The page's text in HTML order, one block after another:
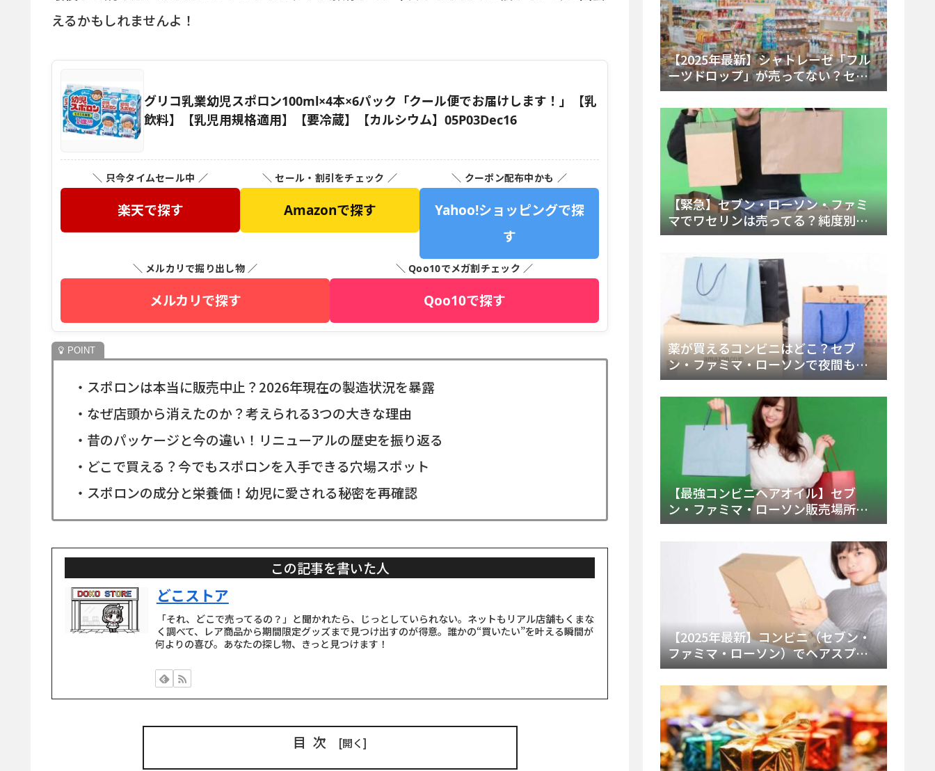
えるかもしれませんよ！
グリコ乳業幼児スポロン100ml×4本×6パック「クール便でお届けします！」【乳
飲料】【乳児用規格適用】【要冷蔵】【カルシウム】05P03Dec16
＼ 只今タイムセール中 ／
楽天で探す
＼ セール・割引をチェック ／
Amazonで探す
＼ クーポン配布中かも ／
Yahoo!ショッピングで探
す
＼ メルカリで掘り出し物 ／
メルカリで探す
＼ Qoo10でメガ割チェック ／
Qoo10で探す
・スポロンは本当に販売中止？2026年現在の製造状況を暴露
・なぜ店頭から消えたのか？考えられる3つの大きな理由
・昔のパッケージと今の違い！リニューアルの歴史を振り返る
・どこで買える？今でもスポロンを入手できる穴場スポット
・スポロンの成分と栄養価！幼児に愛される秘密を再確認
この記事を書いた人
どこストア
「それ、どこで売ってるの？」と聞かれたら、じっとしていられない。ネットもリアル店舗もくまな
く調べて、レア商品から期間限定グッズまで見つけ出すのが得意。誰かの“買いたい”を叶える瞬間が
何よりの喜び。あなたの探し物、きっと見つけます！
目次
【2025年最新】シャトレーゼ「フル
ーツドロップ」が売ってない？セブ
ンでの販売終了理由と代替アイスを
徹底解説！
【緊急】セブン・ローソン・ファミ
マでワセリンは売ってる？純度別お
すすめ品と販売場所を徹底まとめ
薬が買えるコンビニはどこ？セブ
ン・ファミマ・ローソンで夜間も買
える市販薬の種類と販売店の探し方
【2025年最新】
【最強コンビニヘアオイル】セブ
ン・ファミマ・ローソン販売場所
は？今すぐ買えるおすすめ市販品を
【2025年最新】コンビニ（セブン・
ファミマ・ローソン）でヘアスプレ
ーは売ってる？販売場所と買える種
類・値段を徹底調査！